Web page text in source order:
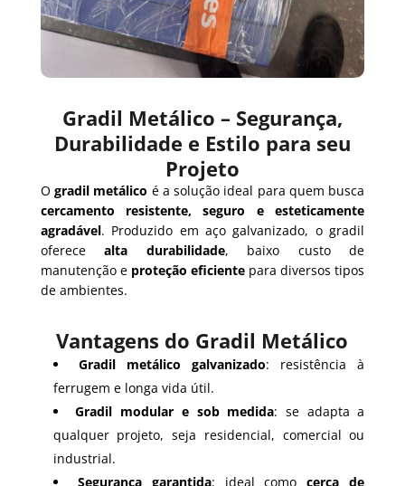
Gradil Metálico – Segurança,
Durabilidade e Estilo para seu
Projeto
Ogradil metálico é a solução ideal para quem busca
cercamento resistente, seguro e esteticamente
agradável. Produzido em aço galvanizado, o gradil
oferecealta durabilidade, baixo custo de
manutenção e proteção eficiente para diversos tipos
de ambientes.
Vantagens do Gradil Metálico
Gradil metálico galvanizado: resistência à
ferrugem e longa vida útil.
Gradil modular e sob medida: se adapta a
qualquer projeto, seja residencial, comercial ou
industrial.
Segurança garantida: ideal comocerca de